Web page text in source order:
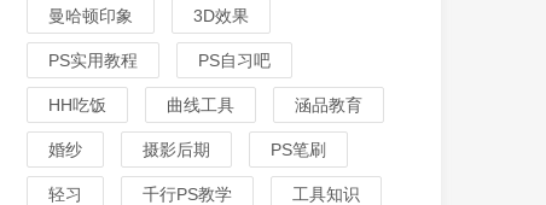
曼哈顿印象 3D效果
PS实用教程 PS自习吧
HH吃饭 曲线工具 涵品教育
婚纱 摄影后期 PS笔刷
轻习 千行PS教学 工具知识